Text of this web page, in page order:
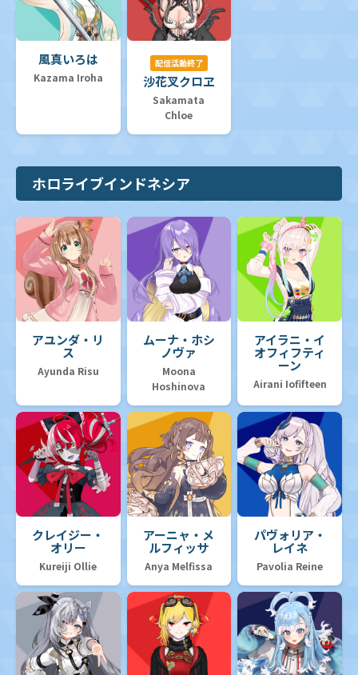
風真いろは
Kazama Iroha
配信活動終了
沙花叉クロヱ
Sakamata
Chloe
ホロライブインドネシア
アユンダ・リ
ス
Ayunda Risu
ムーナ・ホシ
ノヴァ
Moona
Hoshinova
アイラニ・イ
オフィフティ
ーン
Airani Iofifteen
クレイジー・
オリー
Kureiji Ollie
アーニャ・メ
ルフィッサ
Anya Melfissa
パヴォリア・
レイネ
Pavolia Reine